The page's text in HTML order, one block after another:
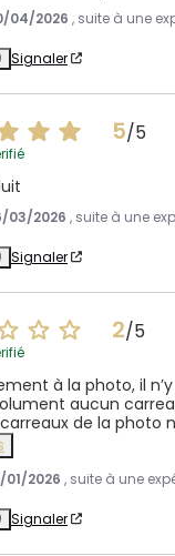
04/2026 , suite à une
Signaler
5/5
03/2026 , suite à une
Signaler
2/5
à la photo, il
aucun
de la photo
01/2026 , suite à une
Signaler